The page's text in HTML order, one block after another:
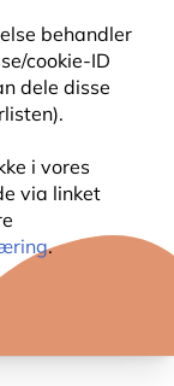
behandler
cookie-ID
dele disse
i vores
via linket
.